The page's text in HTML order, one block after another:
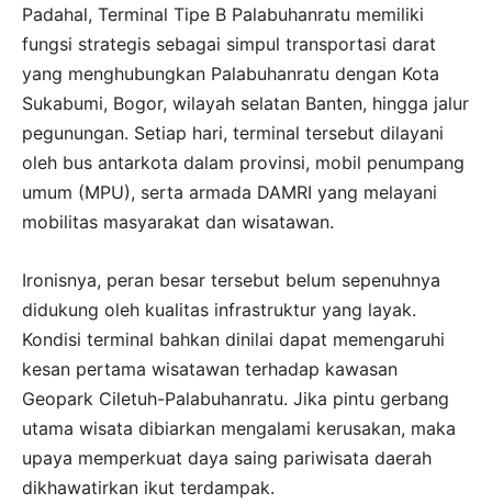
Padahal, Terminal Tipe B Palabuhanratu memiliki
fungsi strategis sebagai simpul transportasi darat
yang menghubungkan Palabuhanratu dengan Kota
Sukabumi, Bogor, wilayah selatan Banten, hingga jalur
pegunungan. Setiap hari, terminal tersebut dilayani
oleh bus antarkota dalam provinsi, mobil penumpang
umum (MPU), serta armada DAMRI yang melayani
mobilitas masyarakat dan wisatawan.
Ironisnya, peran besar tersebut belum sepenuhnya
didukung oleh kualitas infrastruktur yang layak.
Kondisi terminal bahkan dinilai dapat memengaruhi
kesan pertama wisatawan terhadap kawasan
Geopark Ciletuh-Palabuhanratu. Jika pintu gerbang
utama wisata dibiarkan mengalami kerusakan, maka
upaya memperkuat daya saing pariwisata daerah
dikhawatirkan ikut terdampak.